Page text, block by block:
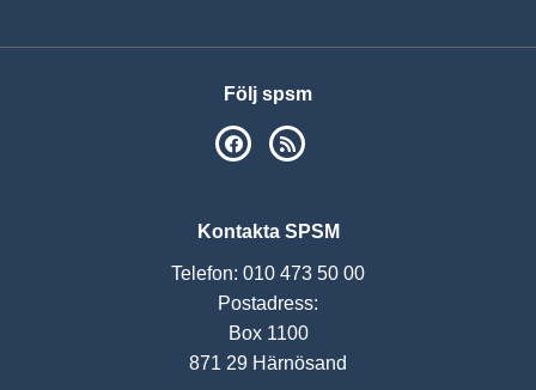
Följ spsm
SPSM på Facebook
Kontakta SPSM
Telefon: 010 473 50 00
Postadress:
Box 1100
871 29 Härnösand